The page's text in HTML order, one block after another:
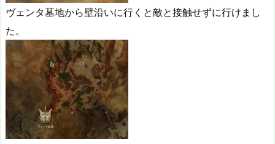
ヴェンタ墓地から壁沿いに行くと敵と接触せずに行けまし
た。